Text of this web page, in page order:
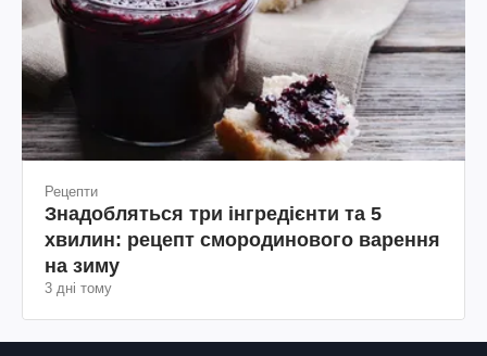
Рецепти
Знадобляться три інгредієнти та 5
хвилин: рецепт смородинового варення
на зиму
3 дні тому